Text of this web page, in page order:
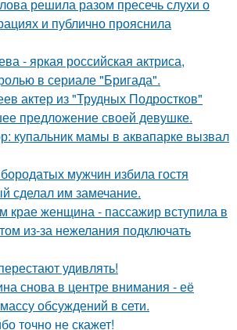
решила разом пресечь слухи о
и публично прояснила
- яркая российская актриса,
в сериале "Бригада".
актер из "Трудных Подростков"
предложение своей девушке.
купальник мамы в аквапарке вызвал
мужчин избила гостя
сделал им замечание.
крае женщина - пассажир вступила в
из-за нежелания подключать
удивлять!
снова в центре внимания - её
обсуждений в сети.
точно не скажет!